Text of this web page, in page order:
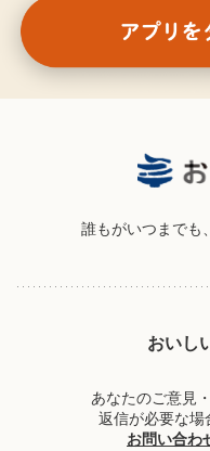
誰もがいつまでも
おいし
あなたのご意見
返信が必要な
お問い合わ